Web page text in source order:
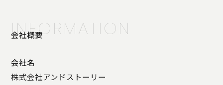
INFORMATION
会社概要
会社名
株式会社アンドストーリー